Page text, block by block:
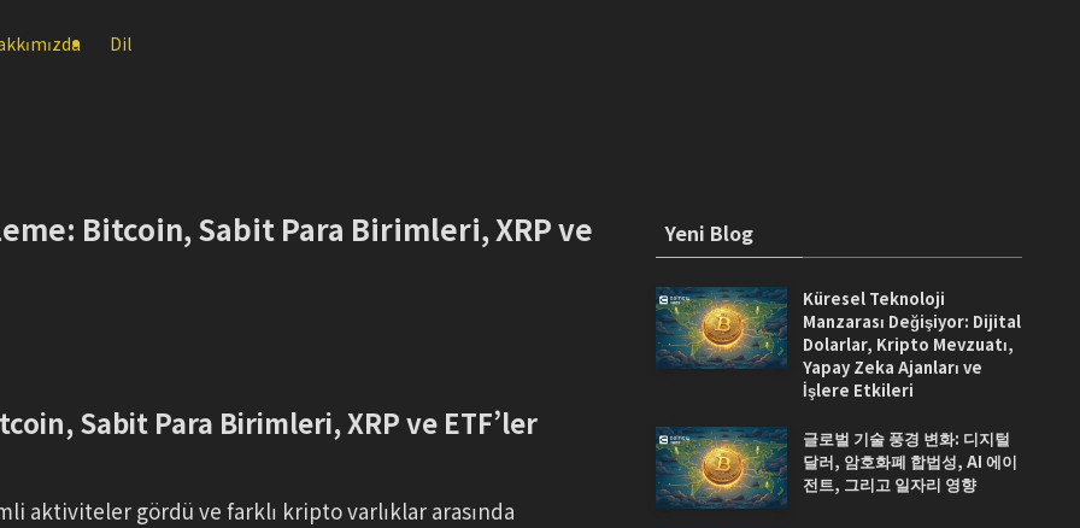
Dil
Bitcoin, Sabit Para Birimleri, XRP ve
Sabit Para Birimleri, XRP ve ETF’ler
aktiviteler gördü ve farklı kripto varlıklar arasında
Yeni Blog
Küresel Teknoloji
Manzarası Değişiyor: Dijital
Dolarlar, Kripto Mevzuatı,
Yapay Zeka Ajanları ve
İşlere Etkileri
글로벌 기술 풍경 변화: 디지털
달러, 암호화폐 합법성, AI 에이
전트, 그리고 일자리 영향